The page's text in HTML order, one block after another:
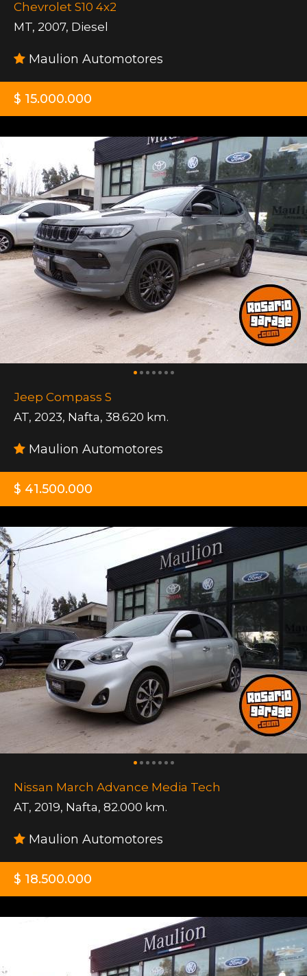
Chevrolet S10 4x2
MT, 2007, Diesel
Maulion Automotores
$ 15.000.000
Jeep Compass S
AT, 2023, Nafta, 38.620 km.
Maulion Automotores
$ 41.500.000
Nissan March Advance Media Tech
AT, 2019, Nafta, 82.000 km.
Maulion Automotores
$ 18.500.000